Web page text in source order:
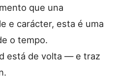
que una
e carácter, esta é uma
o tempo.
está de volta — e traz